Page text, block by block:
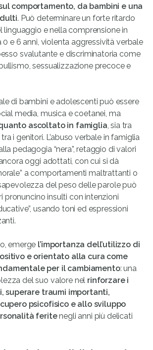
comportamento, da bambini e una
. Può determinare un forte ritardo
linguaggio e nella comprensione in
0 e 6 anni, violenta aggressività verbale
svalutante e discriminatoria come
sessualizzazione precoce e
di bambini e adolescenti può essere
media, musica e coetanei, ma
ascoltato in famiglia, sia tra
i genitori. L’abuso verbale in famiglia
pedagogia “nera”, retaggio di valori
oggi adottati, con cui si dà
a comportamenti maltrattanti o
del peso delle parole può
pronuncino insulti con intenzioni
usando toni ed espressioni
emerge l’importanza dell’utilizzo di
e orientato alla cura come
per il cambiamento: una
del suo valore nel rinforzare i
superare traumi importanti,
psicofisico e allo sviluppo
feritenegli anni più delicati